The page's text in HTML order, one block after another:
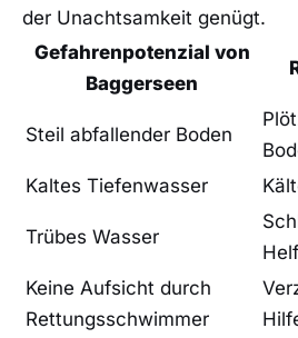
der Unachtsamkeit genügt.
Gefahrenpotenzial von
Baggerseen
Steil abfallender Boden
Kaltes Tiefenwasser
Trübes Wasser
Keine Aufsicht durch
Rettungsschwimmer